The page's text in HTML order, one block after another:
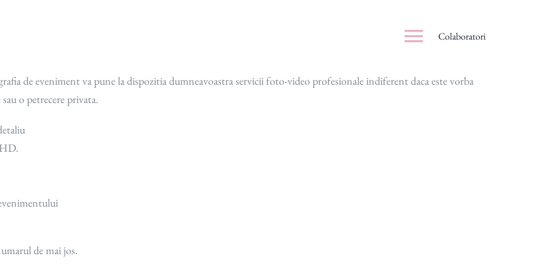
Colaboratori
de eveniment va pune la dispozitia dumneavoastra servicii foto-video profesionale indiferent daca este vorba
o petrecere privata.
de mai jos.